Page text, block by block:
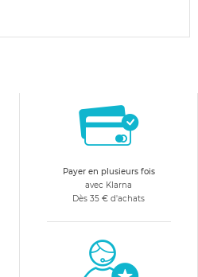
Payer en plusieurs fois
avec Klarna
Dès 35 € d'achats